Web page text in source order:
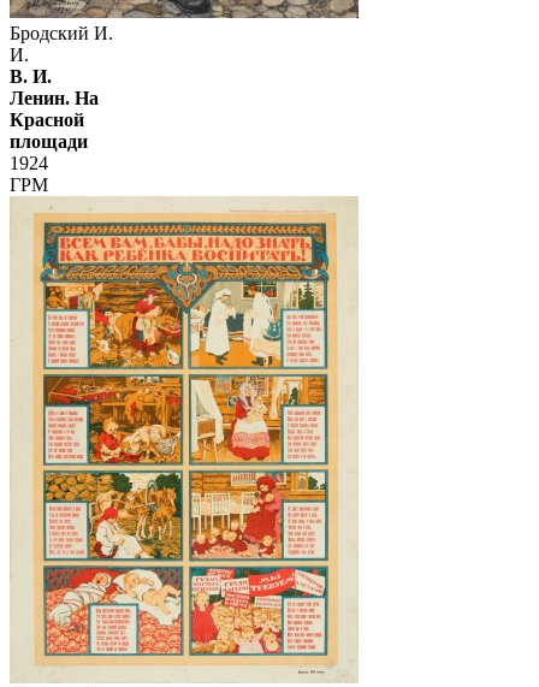
Бродский И.
И.
В. И.
Ленин. На
Красной
площади
1924
ГРМ